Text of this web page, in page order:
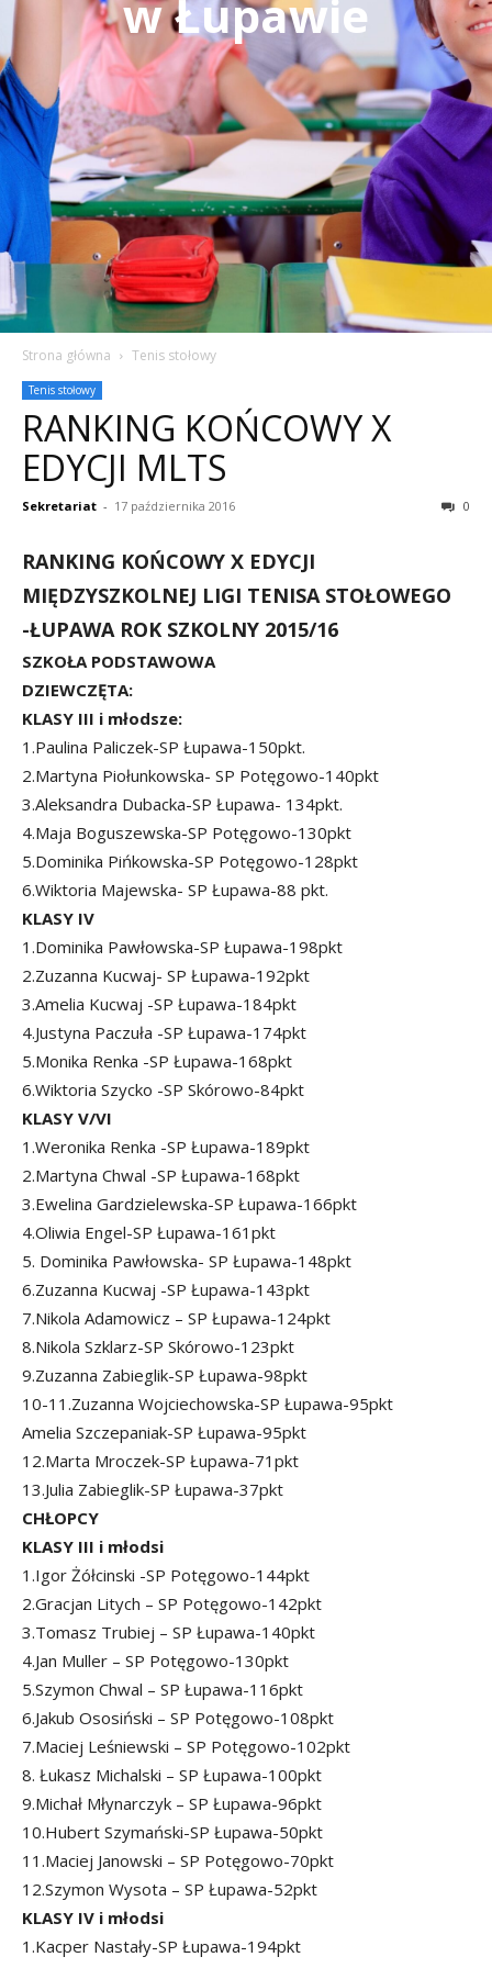
w Łupawie
Strona główna Tenis stołowy
Tenis stołowy
RANKING KOŃCOWY X
EDYCJI MLTS
Sekretariat - 17 października 2016 0
RANKING KOŃCOWY X EDYCJI
MIĘDZYSZKOLNEJ LIGI TENISA STOŁOWEGO
-ŁUPAWA ROK SZKOLNY 2015/16
SZKOŁA PODSTAWOWA
DZIEWCZĘTA:
KLASY III i młodsze:
1.Paulina Paliczek-SP Łupawa-150pkt.
2.Martyna Piołunkowska- SP Potęgowo-140pkt
3.Aleksandra Dubacka-SP Łupawa- 134pkt.
4.Maja Boguszewska-SP Potęgowo-130pkt
5.Dominika Pińkowska-SP Potęgowo-128pkt
6.Wiktoria Majewska- SP Łupawa-88 pkt.
KLASY IV
1.Dominika Pawłowska-SP Łupawa-198pkt
2.Zuzanna Kucwaj- SP Łupawa-192pkt
3.Amelia Kucwaj -SP Łupawa-184pkt
4.Justyna Paczuła -SP Łupawa-174pkt
5.Monika Renka -SP Łupawa-168pkt
6.Wiktoria Szycko -SP Skórowo-84pkt
KLASY V/VI
1.Weronika Renka -SP Łupawa-189pkt
2.Martyna Chwal -SP Łupawa-168pkt
3.Ewelina Gardzielewska-SP Łupawa-166pkt
4.Oliwia Engel-SP Łupawa-161pkt
5. Dominika Pawłowska- SP Łupawa-148pkt
6.Zuzanna Kucwaj -SP Łupawa-143pkt
7.Nikola Adamowicz – SP Łupawa-124pkt
8.Nikola Szklarz-SP Skórowo-123pkt
9.Zuzanna Zabieglik-SP Łupawa-98pkt
10-11.Zuzanna Wojciechowska-SP Łupawa-95pkt
Amelia Szczepaniak-SP Łupawa-95pkt
12.Marta Mroczek-SP Łupawa-71pkt
13.Julia Zabieglik-SP Łupawa-37pkt
CHŁOPCY
KLASY III i młodsi
1.Igor Żółcinski -SP Potęgowo-144pkt
2.Gracjan Litych – SP Potęgowo-142pkt
3.Tomasz Trubiej – SP Łupawa-140pkt
4.Jan Muller – SP Potęgowo-130pkt
5.Szymon Chwal – SP Łupawa-116pkt
6.Jakub Ososiński – SP Potęgowo-108pkt
7.Maciej Leśniewski – SP Potęgowo-102pkt
8. Łukasz Michalski – SP Łupawa-100pkt
9.Michał Młynarczyk – SP Łupawa-96pkt
10.Hubert Szymański-SP Łupawa-50pkt
11.Maciej Janowski – SP Potęgowo-70pkt
12.Szymon Wysota – SP Łupawa-52pkt
KLASY IV i młodsi
1.Kacper Nastały-SP Łupawa-194pkt